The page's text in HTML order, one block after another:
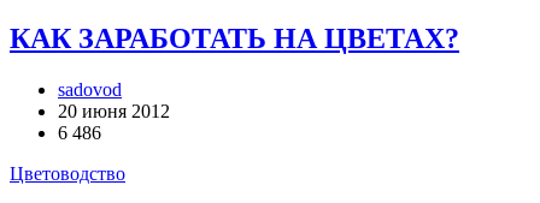
КАК ЗАРАБОТАТЬ НА ЦВЕТАХ?
sadovod
20 июня 2012
6 486
Цветоводство